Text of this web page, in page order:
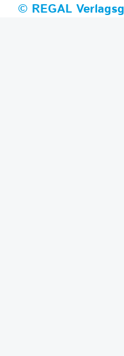
© REGAL